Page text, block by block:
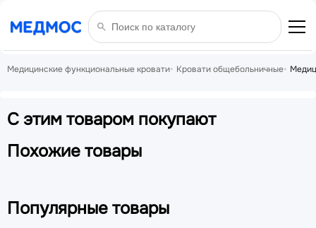
Медицинские функциональные кровати Кровати общебольничные
С этим товаром покупают
Похожие товары
Популярные товары